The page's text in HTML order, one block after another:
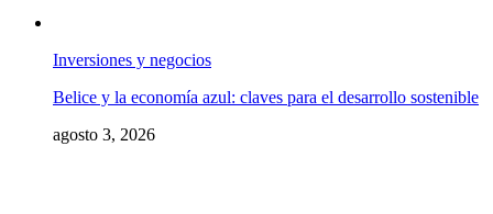
Inversiones y negocios
Belice y la economía azul: claves para el desarrollo sostenible
agosto 3, 2026